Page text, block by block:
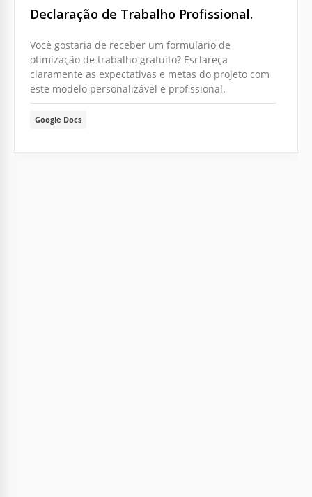
Declaração de Trabalho Profissional.
Você gostaria de receber um formulário de
otimização de trabalho gratuito? Esclareça
claramente as expectativas e metas do projeto com
este modelo personalizável e profissional.
Google Docs